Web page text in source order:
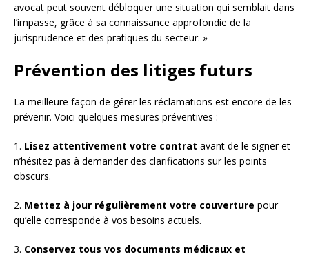
avocat peut souvent débloquer une situation qui semblait dans
l’impasse, grâce à sa connaissance approfondie de la
jurisprudence et des pratiques du secteur. »
Prévention des litiges futurs
La meilleure façon de gérer les réclamations est encore de les
prévenir. Voici quelques mesures préventives :
1. Lisez attentivement votre contrat avant de le signer et
n’hésitez pas à demander des clarifications sur les points
obscurs.
2. Mettez à jour régulièrement votre couverture pour
qu’elle corresponde à vos besoins actuels.
3. Conservez tous vos documents médicaux et